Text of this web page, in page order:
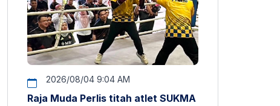
2026/08/04 9:04 AM
Raja Muda Perlis titah atlet SUKMA